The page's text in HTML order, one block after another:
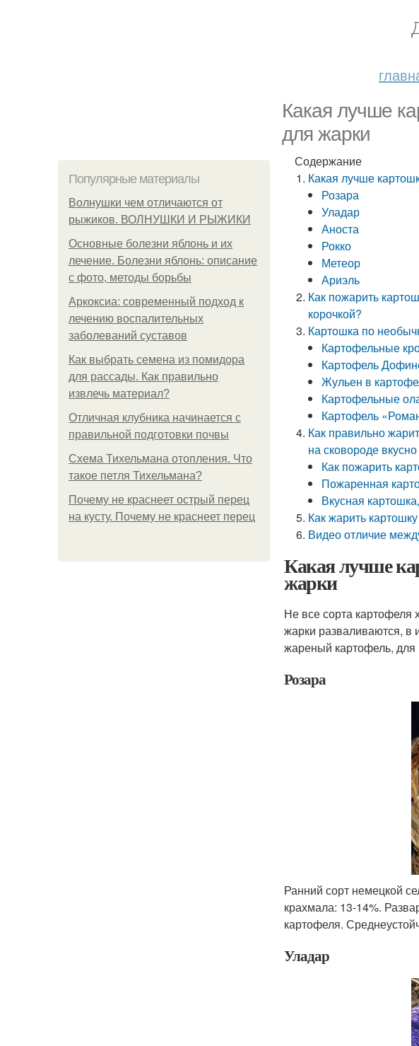
Какая лучше
для жарки
Популярные материалы
Волнушки чем отличаются от
рыжиков. ВОЛНУШКИ И РЫЖИКИ
Основные болезни яблонь и их
лечение. Болезни яблонь: описание
с фото, методы борьбы
Аркоксиа: современный подход к
лечению воспалительных
заболеваний суставов
Как выбрать семена из помидора
для рассады. Как правильно
извлечь материал?
Отличная клубника начинается с
правильной подготовки почвы
Схема Тихельмана отопления. Что
такое петля Тихельмана?
Почему не краснеет острый перец
на кусту. Почему не краснеет перец
Содержание
Какая лучше
Розара
Уладар
Аноста
Рокко
Метеор
Ариэль
Как пожарить
корочкой?
Картошка по
Картофельные
Картофель
Жульен в
Картофельные
Картофель
Как правильно
на сковороде
Как пожарить
Пожаренная
Вкусная
Как жарить
Видео отличие
Какая лучше
жарки
Не все сорта картофеля
жарки разваливаются, в
жареный картофель,
Розара
Ранний сорт немецкой
крахмала: 13-14%.
картофеля.
Уладар